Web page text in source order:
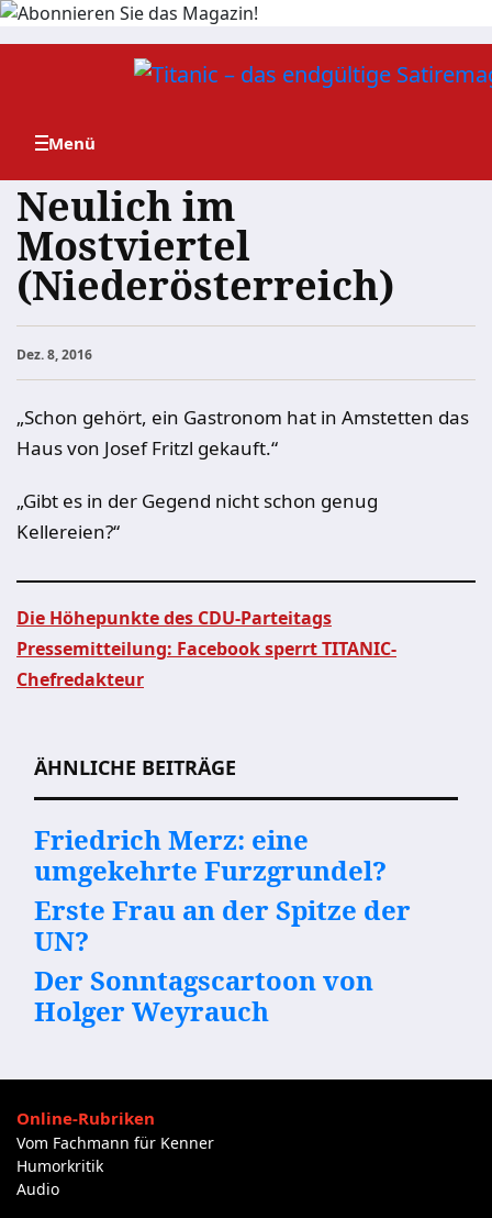
Zum
Neulich im
Mostviertel
(Niederösterreich)
Dez. 8, 2016
„Schon gehört, ein Gastronom hat in Amstetten das
Haus von Josef Fritzl gekauft.“
„Gibt es in der Gegend nicht schon genug
Kellereien?“
Beitragsnavigation
Die Höhepunkte des CDU-Parteitags
Pressemitteilung: Facebook sperrt TITANIC-
Chefredakteur
ÄHNLICHE BEITRÄGE
Friedrich Merz: eine
umgekehrte Furzgrundel?
Erste Frau an der Spitze der
UN?
Der Sonntagscartoon von
Holger Weyrauch
Online-Rubriken
Vom Fachmann für Kenner
Humorkritik
Audio